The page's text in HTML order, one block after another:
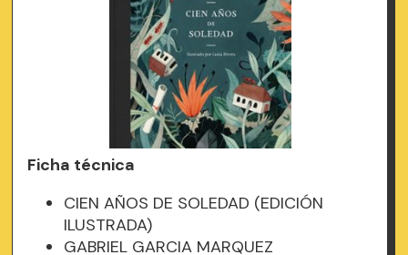
Ficha técnica
CIEN AÑOS DE SOLEDAD (EDICIÓN
ILUSTRADA)
GABRIEL GARCIA MARQUEZ